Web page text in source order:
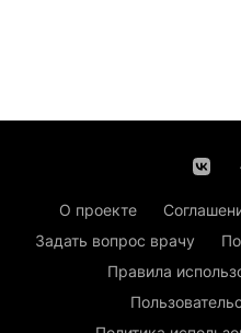
О проекте
Задать вопрос врачу
Правила